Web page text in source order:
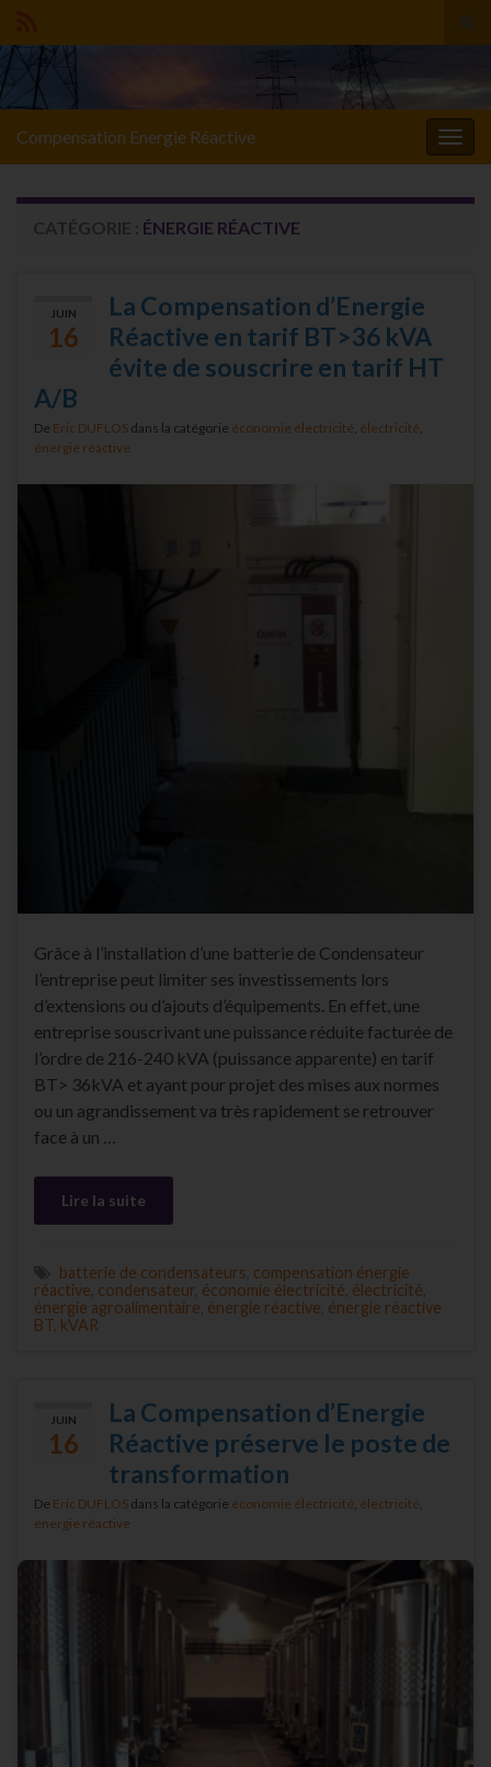
Compensation Energie Réactive
ÉNERGIE RÉACTIVE
JUIN
16
La Compensation d’Energie
Réactive en tarif BT>36 kVA
évite de souscrire en tarif HT
A/B
De Eric DUFLOS dans la catégorie économie électricité électricité
énergie réactive
Grâce à l’installation d’une batterie de Condensateur
l’entreprise peut limiter ses investissements lors
d’extensions ou d’ajouts d’équipements. En effet, une
entreprise souscrivant une puissance réduite facturée de
l’ordre de 216-240 kVA (puissance apparente) en tarif
BT> 36kVA et ayant pour projet des mises aux normes
ou un agrandissement va très rapidement se retrouver
face à un …
Lire la suite
batterie de condensateurs compensation énergie
réactive condensateur économie électricité électricité
énergie agroalimentaire énergie réactive énergie réactive
BT kVAR
JUIN
16
La Compensation d’Energie
Réactive préserve le poste de
transformation
De Eric DUFLOS dans la catégorie économie électricité, électricité,
énergie réactive